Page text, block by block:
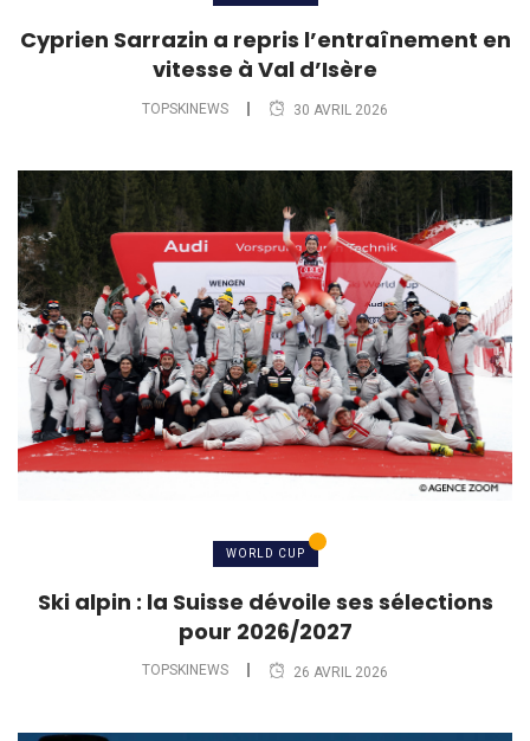
Cyprien Sarrazin a repris l’entraînement en
vitesse à Val d’Isère
TOPSKINEWS 30 AVRIL 2026
WORLD CUP
Ski alpin : la Suisse dévoile ses sélections
pour 2026/2027
TOPSKINEWS 26 AVRIL 2026